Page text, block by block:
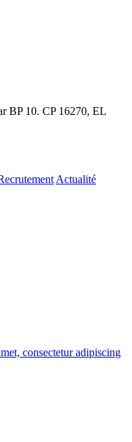
BP 10. CP 16270, EL
Actualité
consectetur adipiscing